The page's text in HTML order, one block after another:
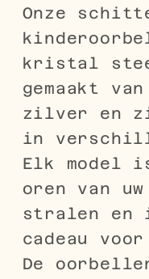
Onze
kristal
gemaakt
zilver en
in
Elk model
oren van
stralen en
cadeau
De